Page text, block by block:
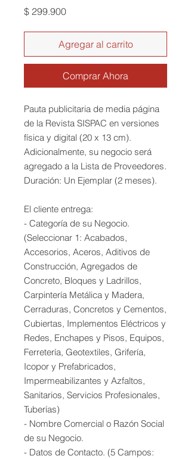
$ 299.900Precio
Agregar al carrito
Comprar Ahora
Pauta publicitaria de media página
de la Revista SISPAC en versiones
física y digital (20 x 13 cm).
Adicionalmente, su negocio será
agregado a la Lista de Proveedores.
Duración: Un Ejemplar (2 meses).
El cliente entrega:
- Categoría de su Negocio.
(Seleccionar 1: Acabados,
Accesorios, Aceros, Aditivos de
Construcción, Agregados de
Concreto, Bloques y Ladrillos,
Carpintería Metálica y Madera,
Cerraduras, Concretos y Cementos,
Cubiertas, Implementos Eléctricos y
Redes, Enchapes y Pisos, Equipos,
Ferretería, Geotextiles, Grifería,
Icopor y Prefabricados,
Impermeabilizantes y Azfaltos,
Sanitarios, Servicios Profesionales,
Tuberías)
- Nombre Comercial o Razón Social
de su Negocio.
- Datos de Contacto. (5 Campos: